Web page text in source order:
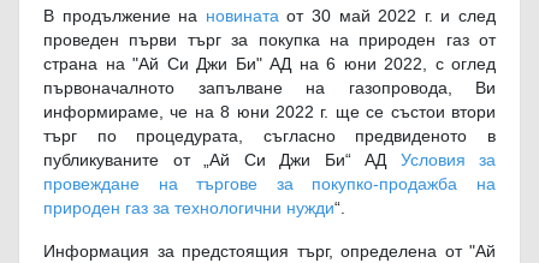
В продължение на новинатаот 30 май 2022 г. и след
проведен първи търг за покупка на природен газ от
страна на "Ай Си Джи Би" АД на 6 юни 2022, с оглед
първоначалното запълване на газопровода, Ви
информираме, че на 8 юни 2022 г. ще се състои втори
търг по процедурата, съгласно предвиденото в
публикуваните от „Ай Си Джи Би“ АД Условия за
провеждане на търгове за покупко-продажба на
природен газ за технологични нужди“.
Информация за предстоящия търг, определена от "Ай